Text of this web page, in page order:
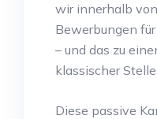
wir innerhalb
Bewerbungen
– und das zu
klassischer
Diese passive